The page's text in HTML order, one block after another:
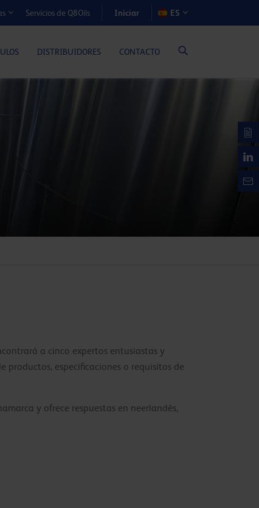
Servicios de Q8Oils Iniciar ES
DISTRIBUIDORES CONTACTO
a cinco expertos entusiastas y
productos, especificaciones o requisitos de
y ofrece respuestas en neerlandés,